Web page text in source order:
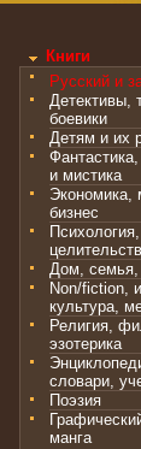
Книги
Русский и
Детективы,
боевики
Детям и их
и мистика
Экономика,
бизнес
Дом, семья,
Non/fiction,
культура,
Религия,
эзотерика
словари,
Поэзия
манга